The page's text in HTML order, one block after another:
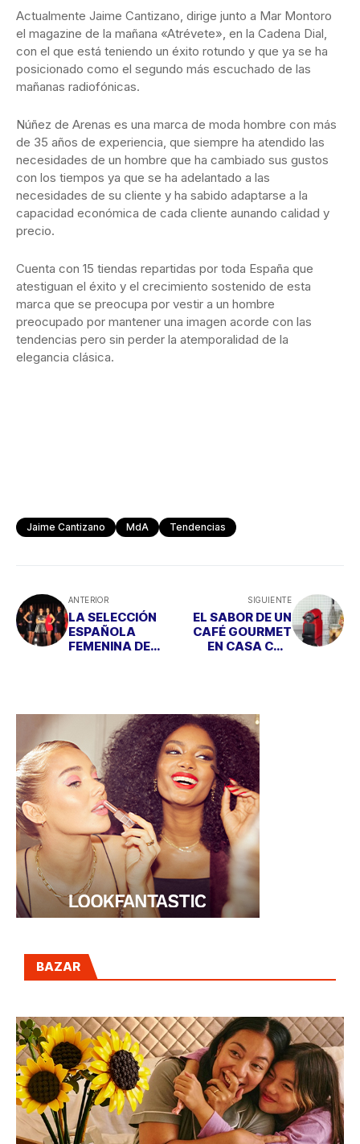
Actualmente Jaime Cantizano, dirige junto a Mar Montoro
el magazine de la mañana «Atrévete», en la Cadena Dial,
con el que está teniendo un éxito rotundo y que ya se ha
posicionado como el segundo más escuchado de las
mañanas radiofónicas.
Núñez de Arenas es una marca de moda hombre con más
de 35 años de experiencia, que siempre ha atendido las
necesidades de un hombre que ha cambiado sus gustos
con los tiempos ya que se ha adelantado a las
necesidades de su cliente y ha sabido adaptarse a la
capacidad económica de cada cliente aunando calidad y
precio.
Cuenta con 15 tiendas repartidas por toda España que
atestiguan el éxito y el crecimiento sostenido de esta
marca que se preocupa por vestir a un hombre
preocupado por mantener una imagen acorde con las
tendencias pero sin perder la atemporalidad de la
elegancia clásica.
Jaime Cantizano MdA Tendencias
ANTERIOR
LA SELECCIÓN
ESPAÑOLA
FEMENINA DE
SIGUIENTE
EL SABOR DE UN
CAFÉ GOURMET
EN CASA CON
BAZAR